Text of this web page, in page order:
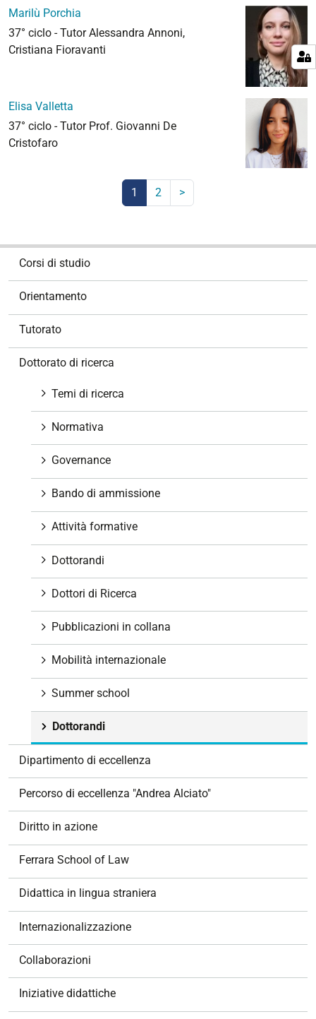
Marilù Porchia
37° ciclo - Tutor Alessandra Annoni,
Cristiana Fioravanti
Elisa Valletta
37° ciclo - Tutor Prof. Giovanni De
Cristofaro
1
2
Successivi
17
>
Corsi di studio
Orientamento
Tutorato
Dottorato di ricerca
Temi di ricerca
Normativa
Governance
Bando di ammissione
Attività formative
Dottorandi
Dottori di Ricerca
Pubblicazioni in collana
Mobilità internazionale
Summer school
Dottorandi
Dipartimento di eccellenza
Percorso di eccellenza "Andrea Alciato"
Diritto in azione
Ferrara School of Law
Didattica in lingua straniera
Internazionalizzazione
Collaborazioni
Iniziative didattiche